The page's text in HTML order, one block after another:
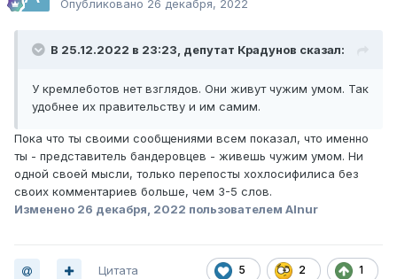
Опубликовано 26 декабря, 2022
В 25.12.2022 в 23:23, депутат Крадунов сказал:
У кремлеботов нет взглядов. Они живут чужим умом. Так
удобнее их правительству и им самим.
Пока что ты своими сообщениями всем показал, что именно
ты - представитель бандеровцев - живешь чужим умом. Ни
одной своей мысли, только перепосты хохлосифилиса без
своих комментариев больше, чем 3-5 слов.
Изменено 26 декабря, 2022 пользователем Alnur
5 2 1
Цитата